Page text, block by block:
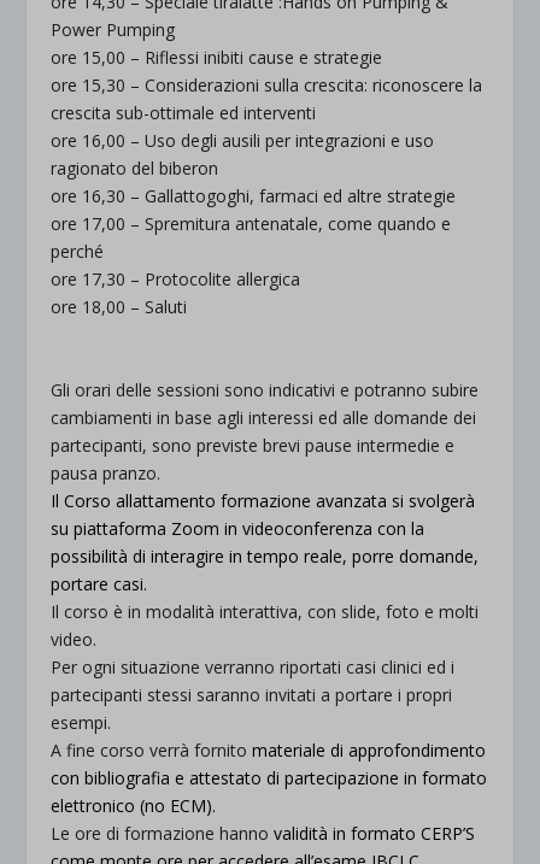
Power Pumping
ore 15,00 – Riflessi inibiti cause e strategie
ore 15,30 – Considerazioni sulla crescita: riconoscere la
crescita sub-ottimale ed interventi
ore 16,00 – Uso degli ausili per integrazioni e uso
ragionato del biberon
ore 16,30 – Gallattogoghi, farmaci ed altre strategie
ore 17,00 – Spremitura antenatale, come quando e
perché
ore 17,30 – Protocolite allergica
ore 18,00 – Saluti
Gli orari delle sessioni sono indicativi e potranno subire
cambiamenti in base agli interessi ed alle domande dei
partecipanti, sono previste brevi pause intermedie e
pausa pranzo.
Il Corso allattamento formazione avanzata si svolgerà
su piattaforma Zoom in videoconferenza con la
possibilità di interagire in tempo reale, porre domande,
portare casi.
Il corso è in modalità interattiva, con slide, foto e molti
video.
Per ogni situazione verranno riportati casi clinici ed i
partecipanti stessi saranno invitati a portare i propri
esempi.
A fine corso verrà fornitomateriale di approfondimento
con bibliografia e attestato di partecipazione in formato
elettronico (no ECM).
Le ore di formazione hannovalidità in formato CERP’S